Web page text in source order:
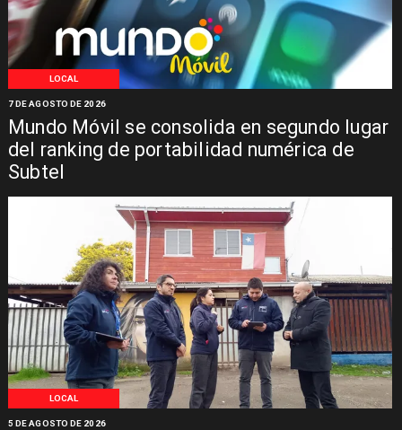
LOCAL
Mundo Móvil se consolida en segundo lugar
del ranking de portabilidad numérica de
Subtel
7 DE AGOSTO DE 2026
LOCAL
5 DE AGOSTO DE 2026